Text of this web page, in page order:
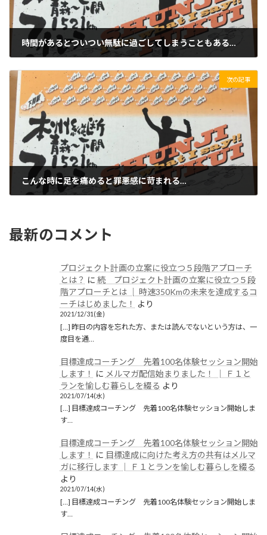
時間があるとついつい無駄に過ごしてしまうこともある…
次の記事
こんな時に足を痛めると罪悪感に苛まれる…
最新のコメント
プロジェクト計画の立案に役立つ５段階アプローチ
とは？ に 続 プロジェクト計画の立案に役立つ５段
階アプローチとは │ 時速350Kmの未来を達成するコ
ーチはじめました！
より
2021/12/31(金)
[…] 昨日の内容を忘れた方、または読んでないという方は、一
度目を通…
目標達成コーチング 先着100名体験セッション開始
します！
に メルマガ配信始まりました！ │ Ｆ１と
ランを愉しむ暮らしを綴る より
2021/07/14(水)
[…] 目標達成コーチング 先着100名体験セッション開始しま
す…
目標達成コーチング 先着100名体験セッション開始
します！
に 目標達成に向けた考え方の共有はメルマ
ガに移行します │ Ｆ１とランを愉しむ暮らしを綴る
より
2021/07/14(水)
[…] 目標達成コーチング 先着100名体験セッション開始しま
す…